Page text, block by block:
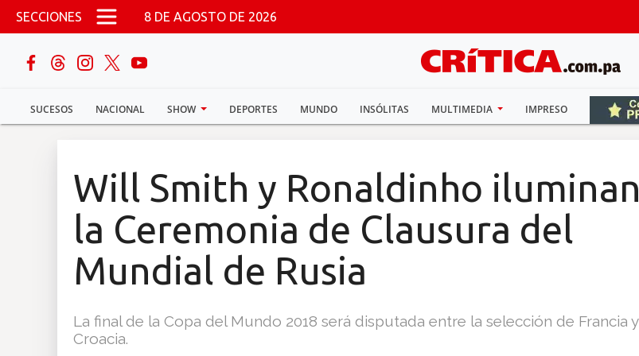
Pasar al contenido principal
SECCIONES 8 DE AGOSTO DE 2026
SUCESOS NACIONAL SHOW DEPORTES MUNDO INSÓLITAS MULTIMEDIA IMPRESO
buscar
Sucesos
Will Smith y Ronaldinho iluminan
la Ceremonia de Clausura del
Mundial de Rusia
La final de la Copa del Mundo 2018 será disputada entre la selección de Francia y
Croacia.